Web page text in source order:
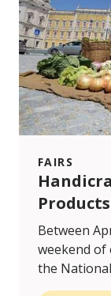
FAIRS
Between
weekend of
the